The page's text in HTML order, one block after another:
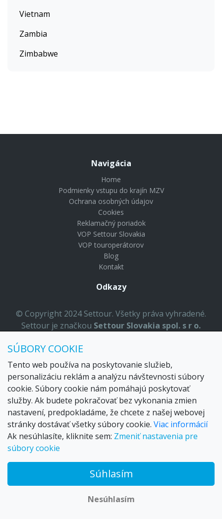
Vietnam
Zambia
Zimbabwe
Navigácia
Home
Podmienky vstupu do krajín MZV
Ochrana osobných údajov
Cookies
Reklamačný poriadok
VOP Settour Slovakia
VOP touroperátorov
Blog
Kontakt
Odkazy
© Copyright 2024 Settour. Všetky práva vyhradené.
Settour je značkou Settour Slovakia spol. s r o.
Email:
Telefón: 02 529 279 17, 529 328 68-9
IČO : 36179825
ID-DPH:SK2020057314
OR SRBratislava I. odd.: Sro, vložka: 29873/V
SÚBORY COOKIE
Tento web používa na poskytovanie služieb,
personalizáciu reklám a analýzu návštevnosti súbory
cookie. Súbory cookie nám pomáhajú poskytovať
služby. Ak budete pokračovať bez vykonania zmien
nastavení, predpokladáme, že chcete z našej webovej
stránky dostávať všetky súbory cookie. Viac informácií
Ak nesúhlasíte, kliknite sem: Zmeniť nastavenia pre
súbory cookie
Súhlasím
Nesúhlasím